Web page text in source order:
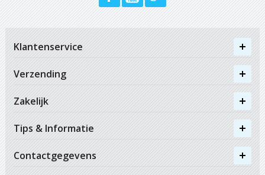
Klantenservice
Verzending
Zakelijk
Tips & Informatie
Contactgegevens